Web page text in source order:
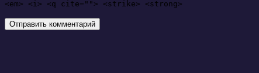
<em> <i> <q cite=""> <strike> <strong>